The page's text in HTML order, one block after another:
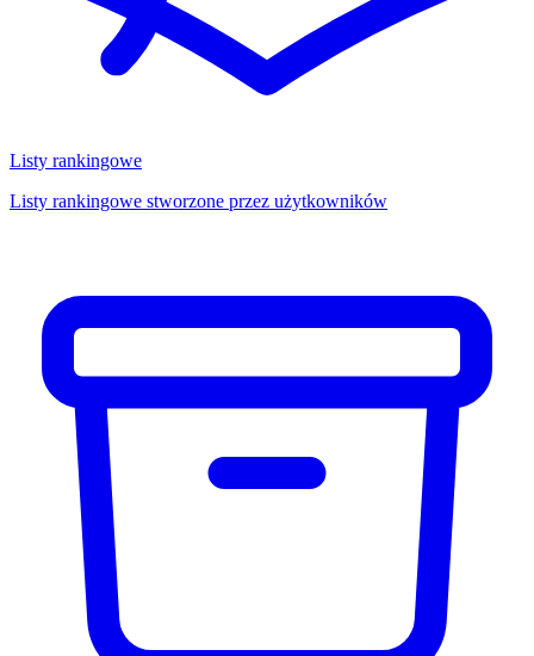
Listy rankingowe
Listy rankingowe stworzone przez użytkowników